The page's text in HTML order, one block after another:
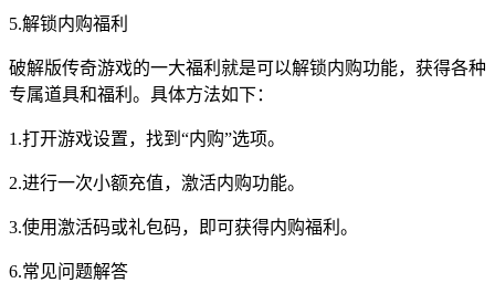
5.解锁内购福利
破解版传奇游戏的一大福利就是可以解锁内购功能，获得各种
专属道具和福利。具体方法如下：
1.打开游戏设置，找到“内购”选项。
2.进行一次小额充值，激活内购功能。
3.使用激活码或礼包码，即可获得内购福利。
6.常见问题解答